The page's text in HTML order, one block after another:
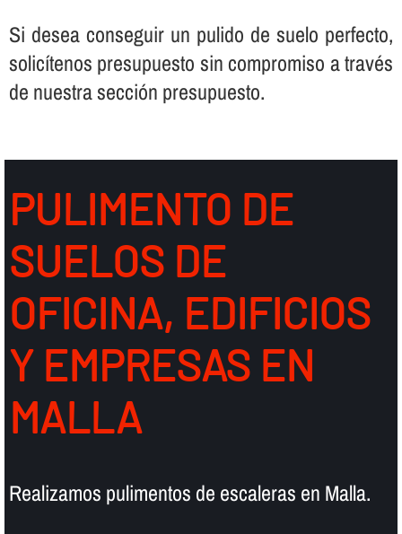
Si desea conseguir un pulido de suelo perfecto,
solicí­tenos presupuesto sin compromiso a través
de nuestra sección presupuesto.
PULIMENTO DE
SUELOS DE
OFICINA, EDIFICIOS
Y EMPRESAS EN
MALLA
Realizamos pulimentos de escaleras en Malla.